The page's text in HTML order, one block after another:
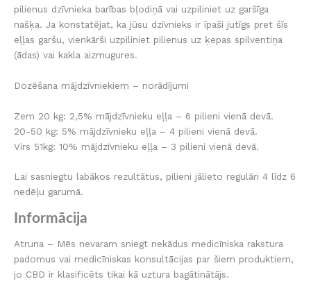
pilienus dzīvnieka barības bļodiņā vai uzpiliniet uz garšīga
našķa. Ja konstatējat, ka jūsu dzīvnieks ir īpaši jutīgs pret šīs
eļļas garšu, vienkārši uzpiliniet pilienus uz ķepas spilventiņa
(ādas) vai kakla aizmugures.
Dozēšana mājdzīvniekiem – norādījumi
Zem 20 kg: 2,5% mājdzīvnieku eļļa – 6 pilieni vienā devā.
20-50 kg: 5% mājdzīvnieku eļļa – 4 pilieni vienā devā.
Virs 51kg: 10% mājdzīvnieku eļļa – 3 pilieni vienā devā.
Lai sasniegtu labākos rezultātus, pilieni jālieto regulāri 4 līdz 6
nedēļu garumā.
Informācija
Atruna – Mēs nevaram sniegt nekādus medicīniska rakstura
padomus vai medicīniskas konsultācijas par šiem produktiem,
jo CBD ir klasificēts tikai kā uztura bagātinātājs.